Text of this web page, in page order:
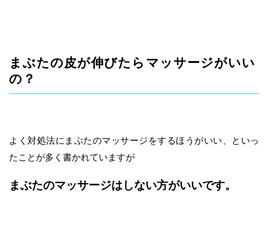
まぶたの皮が伸びたらマッサージがいい
の？
よく対処法にまぶたのマッサージをするほうがいい、といっ
たことが多く書かれていますが
まぶたのマッサージはしない方がいいです。